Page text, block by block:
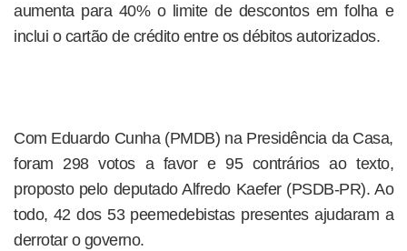
aumenta para 40% o limite de descontos em folha e
inclui o cartão de crédito entre os débitos autorizados.
Com Eduardo Cunha (PMDB) na Presidência da Casa,
foram 298 votos a favor e 95 contrários ao texto,
proposto pelo deputado Alfredo Kaefer (PSDB-PR). Ao
todo, 42 dos 53 peemedebistas presentes ajudaram a
derrotar o governo.